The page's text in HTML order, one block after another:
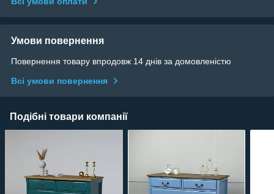
Умови повернення
Повернення товару впродовж 14 днів за домовленістю
Всі умови повернення
Подібні товари компанії